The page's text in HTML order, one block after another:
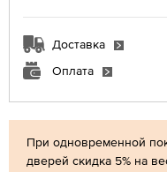
При одновременной
дверей скидка 5% на
Доставка
Оплата